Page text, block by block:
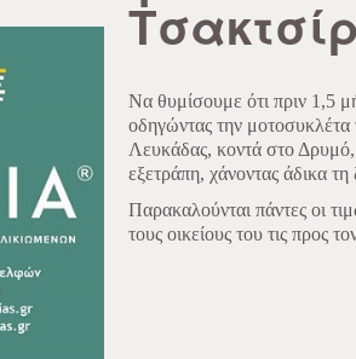
Να θυμίσουμε ότι πριν 1,5
οδηγώντας την
Λευκάδας, κοντά στο Δρυμό,
εξετράπη, χάνοντας άδικα
Παρακαλούνται πάντες οι
τους οικείους του τις προς